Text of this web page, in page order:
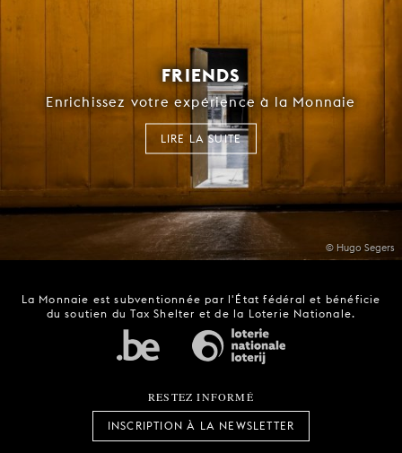
© Hugo Segers
FRIENDS
Enrichissez votre expérience à la Monnaie
LIRE LA SUITE
La Monnaie est subventionnée par l'État fédéral et bénéficie
du soutien du Tax Shelter et de la Loterie Nationale.
RESTEZ INFORMÉ
INSCRIPTION À LA NEWSLETTER